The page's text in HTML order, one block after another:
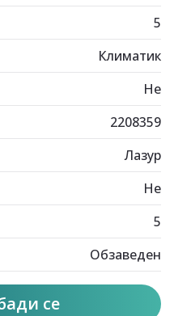
5
Климатик
Не
2208359
Лазур
Не
5
Обзаведен
се